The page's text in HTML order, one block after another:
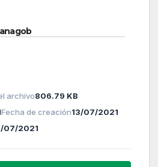
archivo806.79 KB
Fecha de creación13/07/2021
07/2021